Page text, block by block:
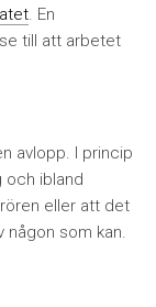
. En
till att arbetet
avlopp. I princip
och ibland
eller att det
någon som kan.